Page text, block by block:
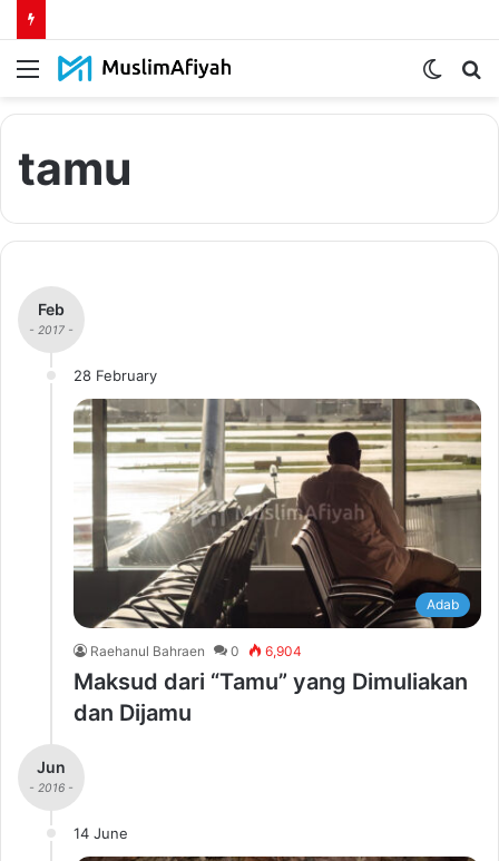
Menu
Switch
tamu
Feb
- 2017 -
28 February
Adab
Raehanul Bahraen 0 6,904
Maksud dari “Tamu” yang Dimuliakan
dan Dijamu
Jun
- 2016 -
14 June